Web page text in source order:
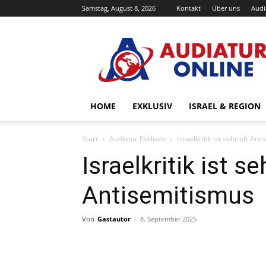
Samstag, August 8, 2026 Kontakt Über uns
Online
HOME EXKLUSIV ISRAEL & REGION
Start Audiatur Exklusiv Israelkritik ist sehr oft
Israelkritik ist
Antisemitismus
Von Gastautor - 8. September 2025